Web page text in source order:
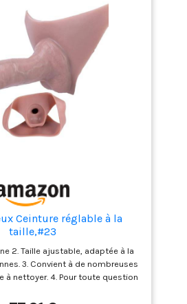
costumes. Avec cette ceinture,
explorer un nouveau monde.
Ceinture réglable à la
taille,#23
2. Taille ajustable, adaptée à la
3. Convient à de nombreuses
à nettoyer. 4. Pour toute question